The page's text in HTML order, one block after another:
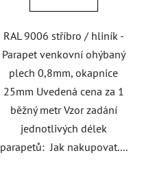
RAL 9006 stříbro / hliník -
Parapet venkovní ohýbaný
plech 0,8mm, okapnice
25mm Uvedená cena za 1
běžný metr Vzor zadání
jednotlivých délek
parapetů: Jak nakupovat....